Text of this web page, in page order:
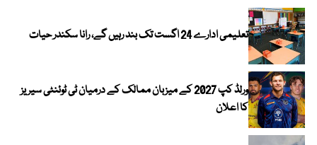
تعلیمی ادارے 24 اگست تک بند رہیں گے، رانا سکندر حیات
ورلڈ کپ 2027 کے میزبان ممالک کے درمیان ٹی ٹوئنٹی سیریز
کا اعلان